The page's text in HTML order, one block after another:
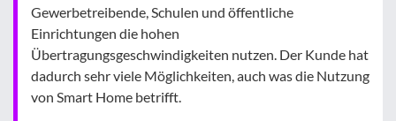
Gewerbetreibende, Schulen und öffentliche
Einrichtungen die hohen
Übertragungsgeschwindigkeiten nutzen. Der Kunde hat
dadurch sehr viele Möglichkeiten, auch was die Nutzung
von Smart Home betrifft.